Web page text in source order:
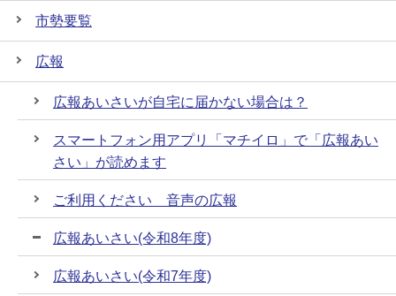
市勢要覧
広報
広報あいさいが自宅に届かない場合は？
スマートフォン用アプリ「マチイロ」で「広報あい
さい」が読めます
ご利用ください 音声の広報
広報あいさい(令和8年度)
広報あいさい(令和7年度)